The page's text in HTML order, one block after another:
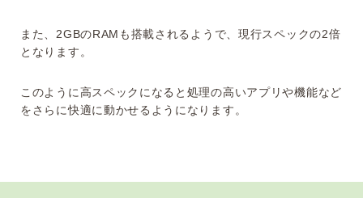
また、2GBのRAMも搭載されるようで、現行スペックの2倍
となります。
このように高スペックになると処理の高いアプリや機能など
をさらに快適に動かせるようになります。